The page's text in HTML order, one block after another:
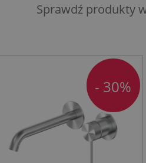
Sprawdź produkty
- 30%